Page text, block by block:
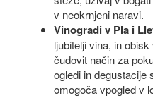
v neokrnjeni naravi.
Vinogradi v Pla i
ljubitelji vina, in
čudovit način za
ogledi in degustacije
omogoča vpogled v